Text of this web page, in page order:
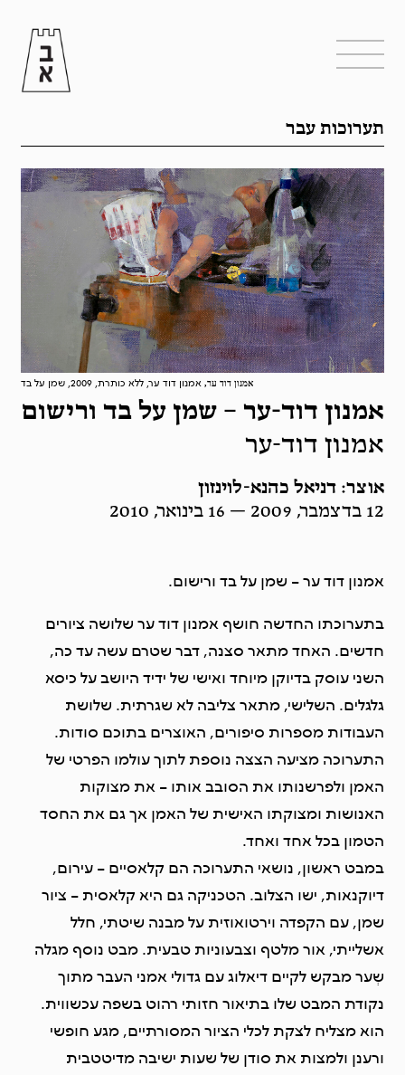
תערוכות עבר
אמנון דוד ער, אמנון דוד ער, ללא כותרת, 2009, שמן על בד
אמנון דוד-ער – שמן על בד ורישום
אמנון דוד-ער
אוצר: דניאל כהנא-לוינזון
12 בדצמבר, 2009 — 16 בינואר, 2010
אמנון דוד ער – שמן על בד ורישום.
בתערוכתו החדשה חושף אמנון דוד ער שלושה ציורים
חדשים. האחד מתאר סצנה, דבר שטרם עשה עד כה,
השני עוסק בדיוקן מיוחד ואישי של ידיד היושב על כיסא
גלגלים. השלישי, מתאר צליבה לא שגרתית. שלושת
העבודות מספרות סיפורים, האוצרים בתוכם סודות.
התערוכה מציעה הצצה נוספת לתוך עולמו הפרטי של
האמן ולפרשנותו את הסובב אותו – את מצוקות
האנושות ומצוקתו האישית של האמן אך גם את החסד
הטמון בכל אחד ואחד.
במבט ראשון, נושאי התערוכה הם קלאסיים – עירום,
דיוקנאות, ישו הצלוב. הטכניקה גם היא קלאסית – ציור
שמן, עם הקפדה וירטואוזית על מבנה שיטתי, חלל
אשלייתי, אור מלטף וצבעוניות טבעית. מבט נוסף מגלה
שְער מבקש לקיים דיאלוג עם גדולי אמני העבר מתוך
נקודת המבט שלו בתיאור חזותי רהוט בשפה עכשווית.
הוא מצליח לצקת לכלי הציור המסורתיים, מגע חופשי
ורענן ולמצות את סודן של שעות ישיבה מדיטטבית